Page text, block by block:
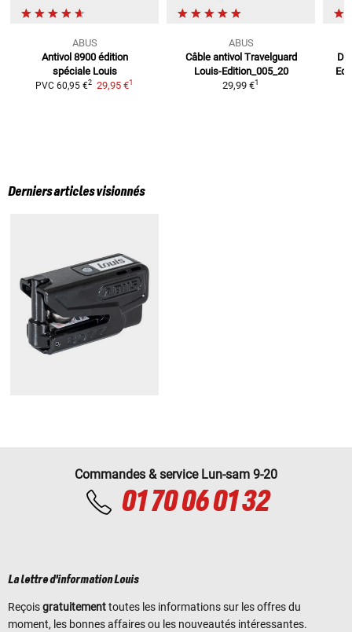
ABUS
Antivol 8900 édition
spéciale Louis
PVC 60,95 €2 29,95 €1
ABUS
Câble antivol Travelguard
Louis-Edition_005_20
29,99 €1
Derniers articles visionnés
Commandes & service Lun-sam 9-20
01 70 06 01 32
La lettre d'information Louis
Reçoisgratuitementtoutes les informations sur les offres du
moment, les bonnes affaires ou les nouveautés intéressantes.